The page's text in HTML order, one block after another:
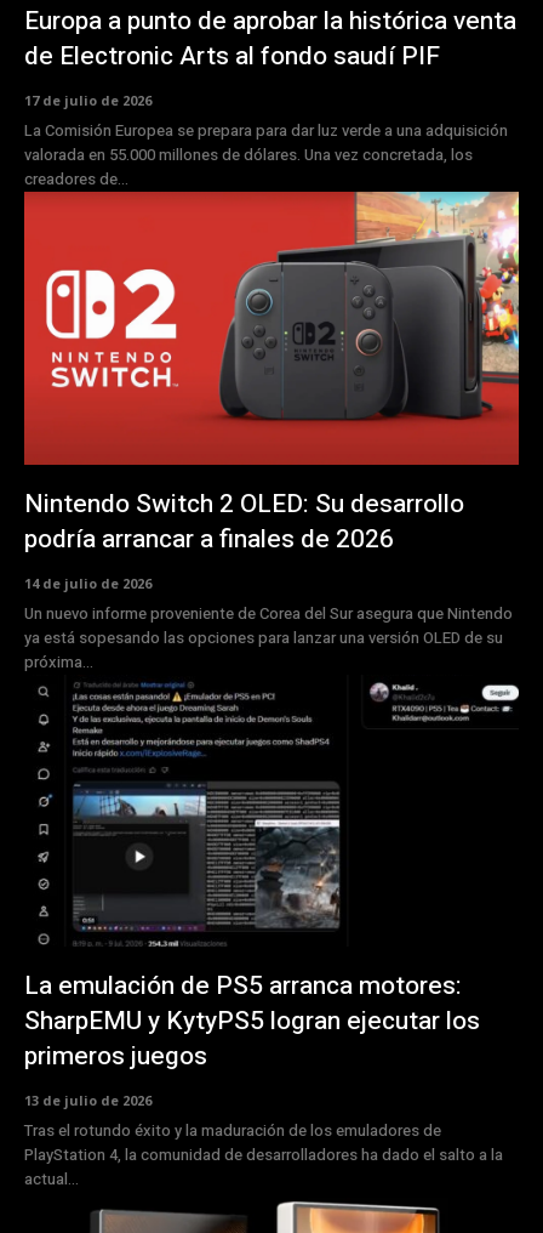
Europa a punto de aprobar la histórica venta
de Electronic Arts al fondo saudí PIF
17 de julio de 2026
La Comisión Europea se prepara para dar luz verde a una adquisición
valorada en 55.000 millones de dólares. Una vez concretada, los
creadores de...
Nintendo Switch 2 OLED: Su desarrollo
podría arrancar a finales de 2026
14 de julio de 2026
Un nuevo informe proveniente de Corea del Sur asegura que Nintendo
ya está sopesando las opciones para lanzar una versión OLED de su
próxima...
La emulación de PS5 arranca motores:
SharpEMU y KytyPS5 logran ejecutar los
primeros juegos
13 de julio de 2026
Tras el rotundo éxito y la maduración de los emuladores de
PlayStation 4, la comunidad de desarrolladores ha dado el salto a la
actual...